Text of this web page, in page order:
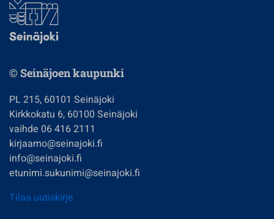
© Seinäjoen kaupunki
PL 215, 60101 Seinäjoki
Kirkkokatu 6, 60100 Seinäjoki
vaihde 06 416 2111
kirjaamo@seinajoki.fi
info@seinajoki.fi
etunimi.sukunimi@seinajoki.fi
Tilaa uutiskirje